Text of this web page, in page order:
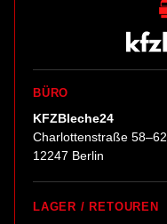
BÜRO
KFZBleche24
Charlottenstraße 58–62
12247 Berlin
LAGER / RETOUREN